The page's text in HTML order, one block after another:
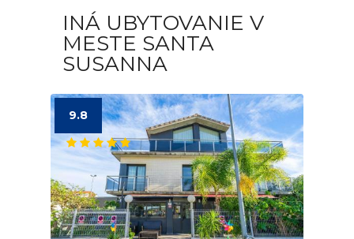
INÁ UBYTOVANIE V
MESTE SANTA
SUSANNA
9.8